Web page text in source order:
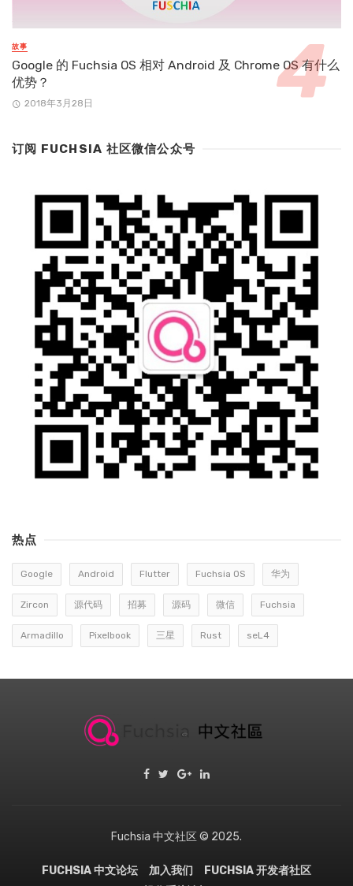
故事
Google 的 Fuchsia OS 相对 Android 及 Chrome OS 有什么
优势？
2018年3月28日
订阅 FUCHSIA 社区微信公众号
热点
Google Android Flutter Fuchsia OS 华为
Zircon 源代码 招募 源码 微信 Fuchsia
Armadillo Pixelbook 三星 Rust seL4
Fuchsia 中文社区 © 2025.
FUCHSIA 中文论坛 加入我们
FUCHSIA 开发者社区